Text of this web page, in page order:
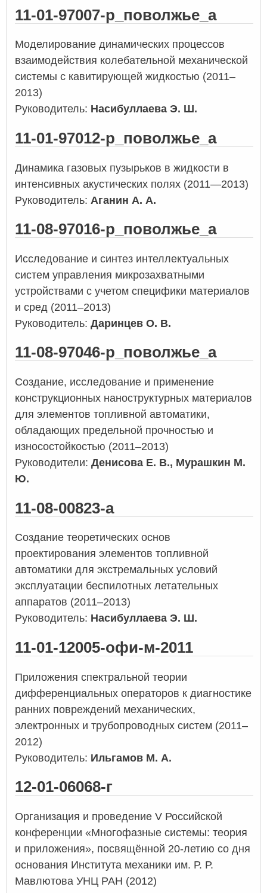
11-01-97007-р_поволжье_а
Моделирование динамических процессов
взаимодействия колебательной механической
системы с кавитирующей жидкостью (2011–
2013)
Руководитель: Насибуллаева Э. Ш.
11-01-97012-р_поволжье_а
Динамика газовых пузырьков в жидкости в
интенсивных акустических полях (2011—2013)
Руководитель: Аганин А. А.
11-08-97016-р_поволжье_а
Исследование и синтез интеллектуальных
систем управления микрозахватными
устройствами с учетом специфики материалов
и сред (2011–2013)
Руководитель: Даринцев О. В.
11-08-97046-р_поволжье_а
Создание, исследование и применение
конструкционных наноструктурных материалов
для элементов топливной автоматики,
обладающих предельной прочностью и
износостойкостью (2011–2013)
Руководители: Денисова Е. В., Мурашкин М.
Ю.
11-08-00823-а
Создание теоретических основ
проектирования элементов топливной
автоматики для экстремальных условий
эксплуатации беспилотных летательных
аппаратов (2011–2013)
Руководитель: Насибуллаева Э. Ш.
11-01-12005-офи-м-2011
Приложения спектральной теории
дифференциальных операторов к диагностике
ранних повреждений механических,
электронных и трубопроводных систем (2011–
2012)
Руководитель: Ильгамов М. А.
12-01-06068-г
Организация и проведение V Российской
конференции «Многофазные системы: теория
и приложения», посвящённой 20-летию со дня
основания Института механики им. Р. Р.
Мавлютова УНЦ РАН (2012)